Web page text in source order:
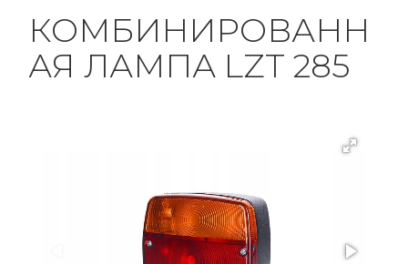
КОМБИНИРОВАНН
АЯ ЛАМПА LZT 285